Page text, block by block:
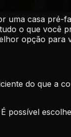
casa pré-
o que você
opção para
do que a